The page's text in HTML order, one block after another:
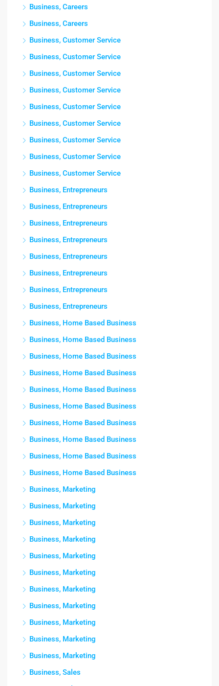
Business, Careers
Business, Careers
Business, Customer Service
Business, Customer Service
Business, Customer Service
Business, Customer Service
Business, Customer Service
Business, Customer Service
Business, Customer Service
Business, Customer Service
Business, Customer Service
Business, Entrepreneurs
Business, Entrepreneurs
Business, Entrepreneurs
Business, Entrepreneurs
Business, Entrepreneurs
Business, Entrepreneurs
Business, Entrepreneurs
Business, Entrepreneurs
Business, Home Based Business
Business, Home Based Business
Business, Home Based Business
Business, Home Based Business
Business, Home Based Business
Business, Home Based Business
Business, Home Based Business
Business, Home Based Business
Business, Home Based Business
Business, Home Based Business
Business, Marketing
Business, Marketing
Business, Marketing
Business, Marketing
Business, Marketing
Business, Marketing
Business, Marketing
Business, Marketing
Business, Marketing
Business, Marketing
Business, Marketing
Business, Sales